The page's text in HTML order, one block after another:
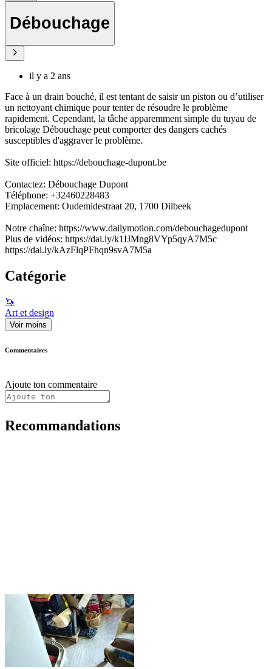
Débouchage
il y a 2 ans
Face à un drain bouché, il est tentant de saisir un piston ou d’utiliser
un nettoyant chimique pour tenter de résoudre le problème
rapidement. Cependant, la tâche apparemment simple du tuyau de
bricolage Débouchage peut comporter des dangers cachés
susceptibles d'aggraver le problème.
Site officiel: https://debouchage-dupont.be
Contactez: Débouchage Dupont
Téléphone: +32460228483
Emplacement: Oudemidestraat 20, 1700 Dilbeek
Notre chaîne: https://www.dailymotion.com/debouchagedupont
Plus de vidéos: https://dai.ly/k1IJMng8VYp5qyA7M5c
https://dai.ly/kAzFlqPFhqn9svA7M5a
Catégorie
🦄
Art et design
Voir moins
Commentaires
Ajoute ton commentaire
Recommandations